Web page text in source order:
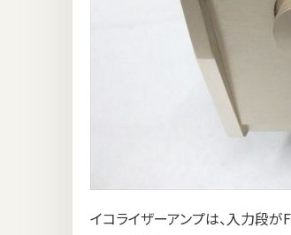
イコライザーアンプは、入力段が